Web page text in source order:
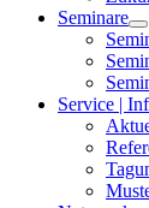
Seminare
Service |